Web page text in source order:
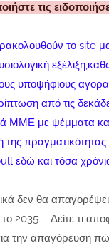
τις
το site
υποψήφιους
από τις
ΜΜΕ με ψέμματα
πραγματικότητας
εδώ και τόσα
δεν θα απαγορέψει
2035 – Δείτε τι
την απαγόρευση